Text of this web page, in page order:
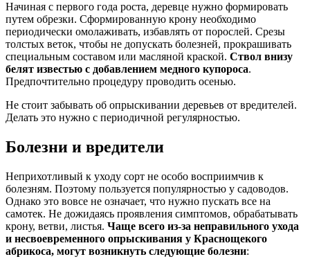
Начиная с первого года роста, деревце нужно формировать
путем обрезки. Сформированную крону необходимо
периодически омолаживать, избавлять от порослей. Срезы
толстых веток, чтобы не допускать болезней, прокрашивать
специальным составом или масляной краской. Ствол внизу
белят известью с добавлением медного купороса.
Предпочтительно процедуру проводить осенью.
Не стоит забывать об опрыскивании деревьев от вредителей.
Делать это нужно с периодичной регулярностью.
Болезни и вредители
Неприхотливый к уходу сорт не особо восприимчив к
болезням. Поэтому пользуется популярностью у садоводов.
Однако это вовсе не означает, что нужно пускать все на
самотек. Не дожидаясь проявления симптомов, обрабатывать
крону, ветви, листья. Чаще всего из-за неправильного ухода
и несвоевременного опрыскивания у Краснощекого
абрикоса, могут возникнуть следующие болезни: